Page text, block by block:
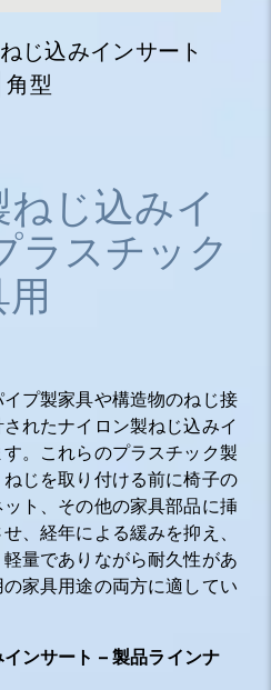
じ込みインサート
‖ 角型
じ込みイ
ラスチック
プ製家具や構造物のねじ接
れたナイロン製ねじ込みイ
。これらのプラスチック製
じを取り付ける前に椅子の
ト、その他の家具部品に挿
、経年による緩みを抑え、
量でありながら耐久性があ
家具用途の両方に適してい
ンサート – 製品ラインナ